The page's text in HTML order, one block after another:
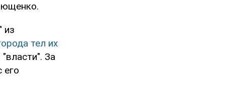
из
тел их
За
его